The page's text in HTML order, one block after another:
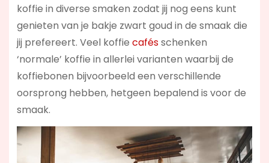
koffie in diverse smaken zodat jij nog eens kunt
genieten van je bakje zwart goud in de smaak die
jij prefereert. Veel koffie cafésschenken
‘normale’ koffie in allerlei varianten waarbij de
koffiebonen bijvoorbeeld een verschillende
oorsprong hebben, hetgeen bepalend is voor de
smaak.